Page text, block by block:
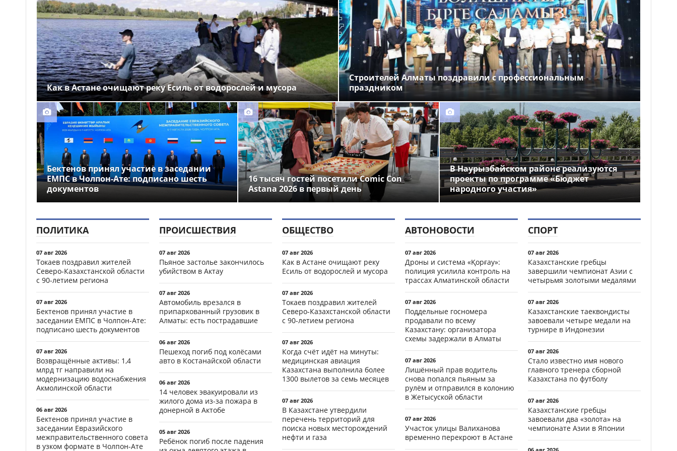
12:01
Выборы депутатов
Курултая: как узнать свой
избирательный участок
11:41
Служебная собака
помогла полицейским найти
пропавшую 18-летнюю
девушку в Караганде
Как в Астане очищают реку Есиль от водорослей и мусора
Строителей Алматы поздравили с профессиональным
праздником
Бектенов принял участие в заседании
ЕМПС в Чолпон-Ате: подписано шесть
документов
16 тысяч гостей посетили Comic Con
Astana 2026 в первый день
В Наурызбайском районе реализуются
проекты по программе «Бюджет
народного участия»
ПОЛИТИКА
07 авг 2026
Токаев поздравил жителей
Северо-Казахстанской области
с 90-летием региона
07 авг 2026
Бектенов принял участие в
заседании ЕМПС в Чолпон-Ате:
подписано шесть документов
07 авг 2026
Возвращённые активы: 1,4
млрд тг направили на
модернизацию водоснабжения
Акмолинской области
06 авг 2026
Бектенов принял участие в
заседании Евразийского
межправительственного совета
в узком формате в Чолпон-Ате
ПРОИСШЕСТВИЯ
07 авг 2026
Пьяное застолье закончилось
убийством в Актау
07 авг 2026
Автомобиль врезался в
припаркованный грузовик в
Алматы: есть пострадавшие
06 авг 2026
Пешеход погиб под колёсами
авто в Костанайской области
06 авг 2026
14 человек эвакуировали из
жилого дома из-за пожара в
донерной в Актобе
05 авг 2026
Ребёнок погиб после падения
ОБЩЕСТВО
07 авг 2026
Как в Астане очищают реку
Есиль от водорослей и мусора
07 авг 2026
Токаев поздравил жителей
Северо-Казахстанской области
с 90-летием региона
07 авг 2026
Когда счёт идёт на минуты:
медицинская авиация
Казахстана выполнила более
1300 вылетов за семь месяцев
07 авг 2026
В Казахстане утвердили
перечень территорий для
поиска новых месторождений
нефти и газа
АВТОНОВОСТИ
07 авг 2026
Дроны и система «Қорғау»:
полиция усилила контроль на
трассах Алматинской области
07 авг 2026
Поддельные госномера
продавали по всему
Казахстану: организатора
схемы задержали в Алматы
07 авг 2026
Лишённый прав водитель
снова попался пьяным за
рулём и отправился в колонию
в Жетысуской области
07 авг 2026
Участок улицы Валиханова
временно перекроют в Астане
СПОРТ
07 авг 2026
Казахстанские гребцы
завершили чемпионат Азии с
четырьмя золотыми медалями
07 авг 2026
Казахстанские таеквондисты
завоевали четыре медали на
турнире в Индонезии
07 авг 2026
Стало известно имя нового
главного тренера сборной
Казахстана по футболу
07 авг 2026
Казахстанские гребцы
завоевали два «золота» на
чемпионате Азии в Японии